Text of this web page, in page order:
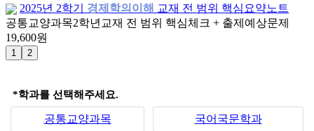
2025년 2학기
경제학의이해 교재 전 범위 핵심요약노트
공통교양과목2학년 교재 전 범위 핵심체크 + 출제예상문제
19,600원
*학과를 선택해주세요.
공통교양과목 국어국문학과